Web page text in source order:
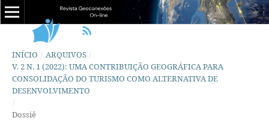
INÍCIO / ARQUIVOS /
V. 2 N. 1 (2022): UMA CONTRIBUIÇÃO GEOGRÁFICA PARA
CONSOLIDAÇÃO DO TURISMO COMO ALTERNATIVA DE
DESENVOLVIMENTO
/
Dossiê